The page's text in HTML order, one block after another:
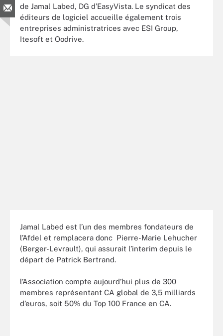
de Jamal Labed, DG d’EasyVista. Le syndicat des
éditeurs de logiciel accueille également trois
entreprises administratrices avec ESI Group,
Itesoft et Oodrive.
Jamal Labed est l’un des membres fondateurs de
l’Afdel et remplacera donc Pierre-Marie Lehucher
(Berger-Levrault), qui assurait l’interim depuis le
départ de Patrick Bertrand.
l’Association compte aujourd’hui plus de 300
membres représentant CA global de 3,5 milliards
d’euros, soit 50% du Top 100 France en CA.